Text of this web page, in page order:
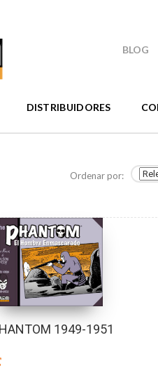
BLOG
DISTRIBUIDORES
Ordenar por:
1949-1951